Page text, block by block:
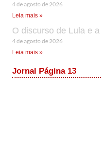
4 de agosto de 2026
Leia mais »
O discurso de Lula e
4 de agosto de 2026
Leia mais »
Jornal Página 13